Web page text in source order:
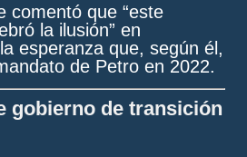
comentó que “este
la ilusión” en
esperanza que, según él,
de Petro en 2022.
gobierno de transición